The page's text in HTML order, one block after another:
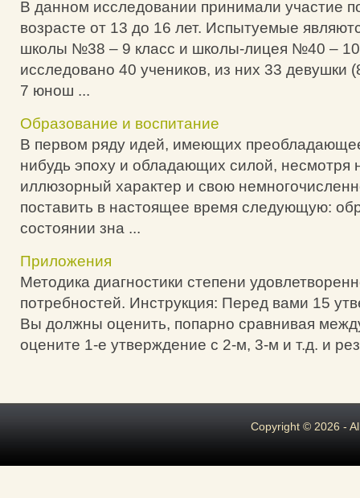
В данном исследовании принимали участие
возрасте от 13 до 16 лет. Испытуемые
школы №38 – 9 класс и школы-лицея №40 – 10
исследовано 40 учеников, из них 33 девушки
7 юнош ...
Образование и воспитание
В первом ряду идей, имеющих
нибудь эпоху и обладающих силой, несмотря
иллюзорный характер и свою
поставить в настоящее время следующую:
состоянии зна ...
Приложения
Методика диагностики степени
потребностей. Инструкция: Перед вами 15
Вы должны оценить, попарно сравнивая
оцените 1-е утверждение с 2-м, 3-м и т.д. и
Copyright © 2026 -